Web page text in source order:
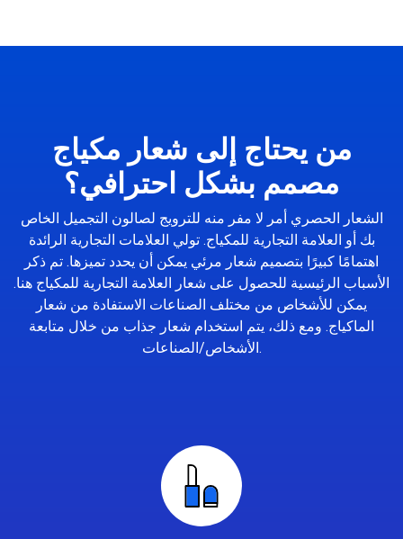
من يحتاج إلى شعار مكياج
مصمم بشكل احترافي؟
الشعار الحصري أمر لا مفر منه للترويج لصالون التجميل الخاص
بك أو العلامة التجارية للمكياج. تولي العلامات التجارية الرائدة
اهتمامًا كبيرًا بتصميم شعار مرئي يمكن أن يحدد تميزها. تم ذكر
الأسباب الرئيسية للحصول على شعار العلامة التجارية للمكياج هنا.
يمكن للأشخاص من مختلف الصناعات الاستفادة من شعار
الماكياج. ومع ذلك، يتم استخدام شعار جذاب من خلال متابعة
الأشخاص/الصناعات.